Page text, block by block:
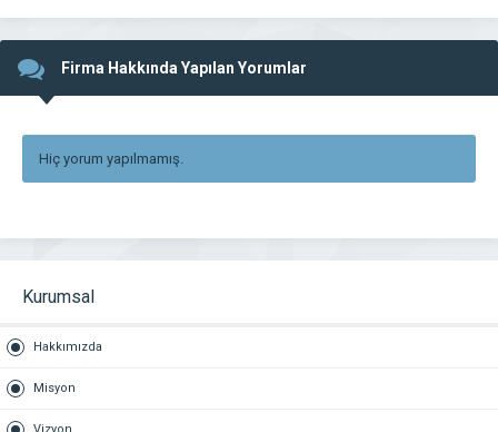
Firma Hakkında Yapılan Yorumlar
Hiç yorum yapılmamış.
Kurumsal
Hakkımızda
Misyon